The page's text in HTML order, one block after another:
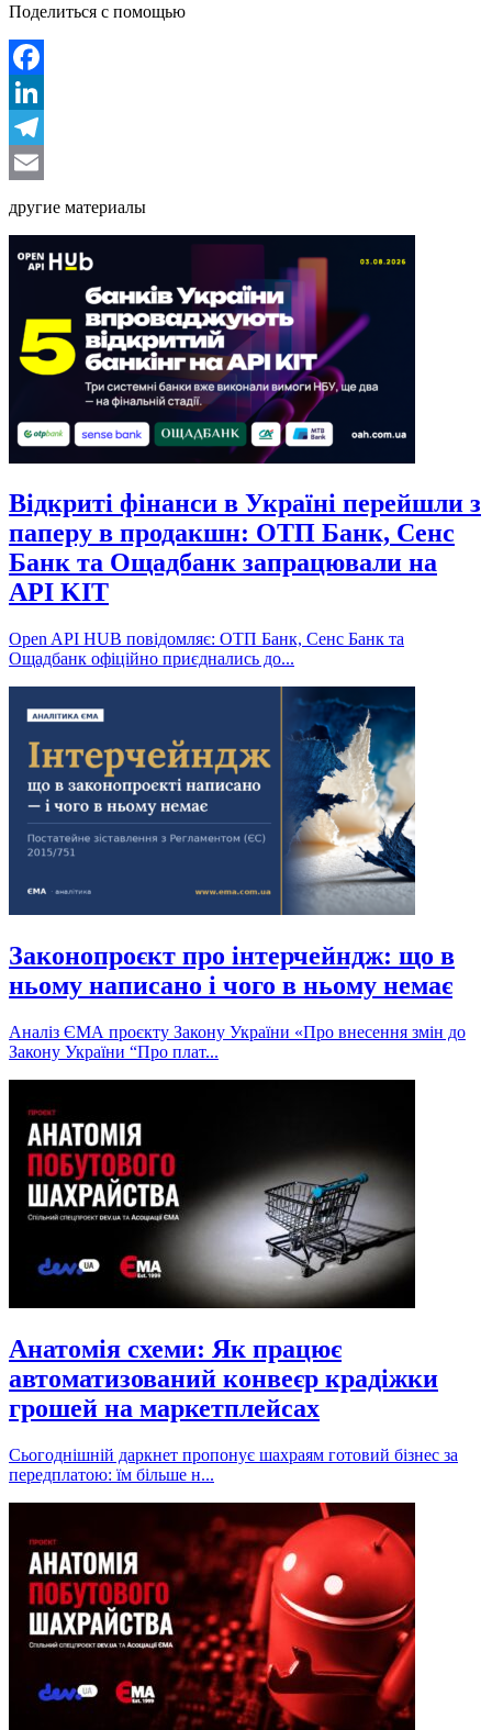
Поделиться с помощью
Facebook
LinkedIn
Telegram
другие материалы
Відкриті фінанси в Україні перейшли з
паперу в продакшн: ОТП Банк, Сенс
Банк та Ощадбанк запрацювали на
API KIT
Open API HUB повідомляє: ОТП Банк, Сенс Банк та
Ощадбанк офіційно приєднались до...
Законопроєкт про інтерчейндж: що в
ньому написано і чого в ньому немає
Аналіз ЄМА проєкту Закону України «Про внесення змін до
Закону України “Про плат...
Анатомія схеми: Як працює
автоматизований конвеєр крадіжки
грошей на маркетплейсах
Сьогоднішній даркнет пропонує шахраям готовий бізнес за
передплатою: їм більше н...